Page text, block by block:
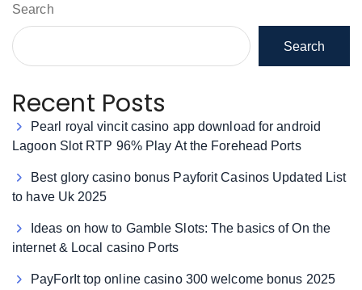
Search
Search
Recent Posts
Pearl royal vincit casino app download for android
Lagoon Slot RTP 96% Play At the Forehead Ports
Best glory casino bonus Payforit Casinos Updated List
to have Uk 2025
Ideas on how to Gamble Slots: The basics of On the
internet & Local casino Ports
PayForIt top online casino 300 welcome bonus 2025